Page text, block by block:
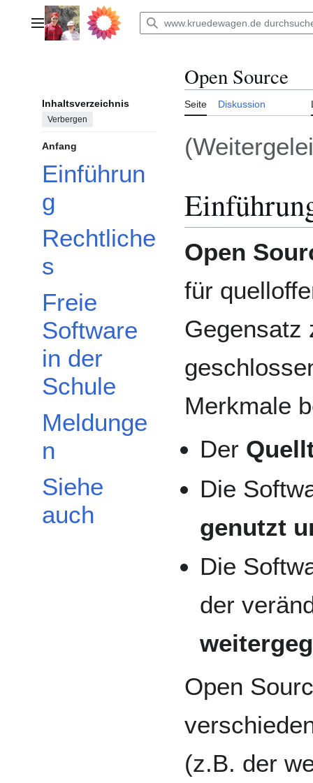
springenHauptmenü
Inhaltsverzeichnis
Verbergen
Anfang
Einführun
g
Rechtliche
s
Freie
Software
in der
Schule
Meldunge
n
Siehe
auch
Open Source
Seite Diskussion
Open
für
Gegensatz
Merkmale
Der
Die
genutzt
Die
der
Open
(z.B. der